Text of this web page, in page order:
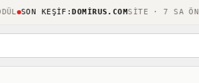
SON KEŞIF:DOMIRUS.COMSITE · 7 SA ÖNCE